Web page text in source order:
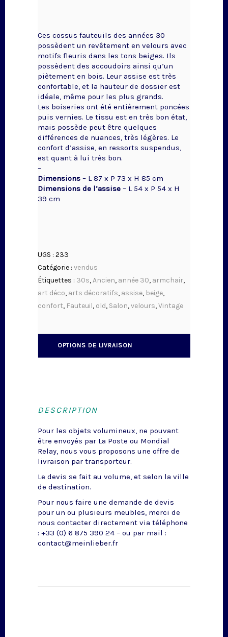
Ces cossus fauteuils des années 30
possèdent un revêtement en velours avec
motifs fleuris dans les tons beiges. Ils
possèdent des accoudoirs ainsi qu’un
piètement en bois. Leur assise est très
confortable, et la hauteur de dossier est
idéale, même pour les plus grands.
Les boiseries ont été entièrement poncées
puis vernies. Le tissu est en très bon état,
mais possède peut être quelques
différences de nuances, très légères. Le
confort d’assise, en ressorts suspendus,
est quant à lui très bon.
–
Dimensions – L 87 x P 73 x H 85 cm
Dimensions de l’assise – L 54 x P 54 x H
39 cm
UGS : 233
Catégorie : vendus
Étiquettes : 30s,Ancien, année 30, armchair,
art déco, arts décoratifs, assise, beige,
confort, Fauteuil, old, Salon,velours,Vintage
OPTIONS DE LIVRAISON
DESCRIPTION
Pour les objets volumineux, ne pouvant
être envoyés par La Poste ou Mondial
Relay, nous vous proposons une offre de
livraison par transporteur.
Le devis se fait au volume, et selon la ville
de destination.
Pour nous faire une demande de devis
pour un ou plusieurs meubles, merci de
nous contacter directement via téléphone
: +33 (0) 6 875 390 24 – ou par mail :
contact@meinlieber.fr